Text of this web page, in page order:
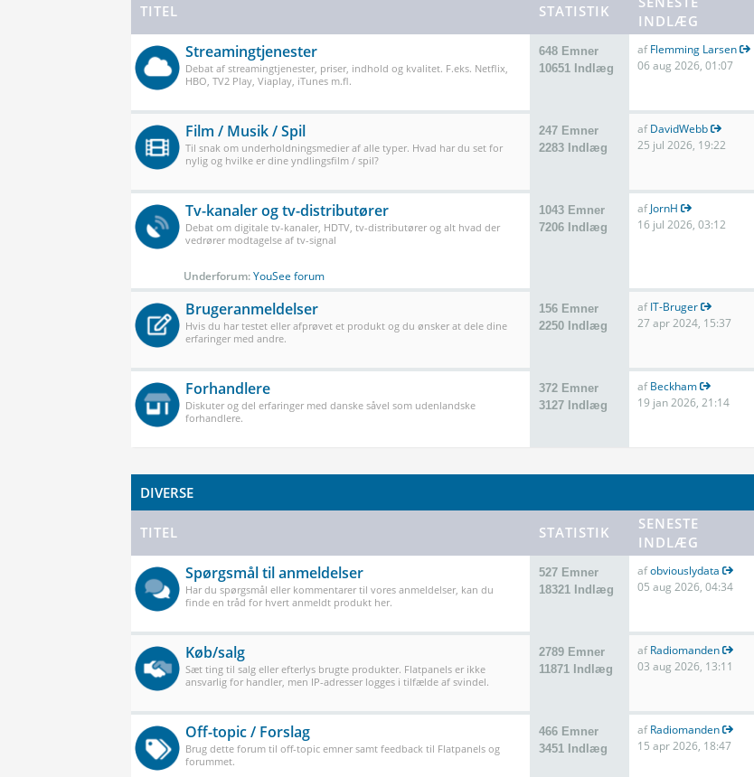
TITEL STATISTIK
INDLÆG
Streamingtjenester
Debat af streamingtjenester, priser, indhold og kvalitet. F.eks. Netflix,
HBO, TV2 Play, Viaplay, iTunes m.fl.
648 Emner
10651 Indlæg
afFlemming Larsen
06 aug 2026, 01:07
Film / Musik / Spil
Til snak om underholdningsmedier af alle typer. Hvad har du set for
nylig og hvilke er dine yndlingsfilm / spil?
247 Emner
2283 Indlæg
afDavidWebb
25 jul 2026, 19:22
Tv-kanaler og tv-distributører
Debat om digitale tv-kanaler, HDTV, tv-distributører og alt hvad der
vedrører modtagelse af tv-signal
Underforum:YouSee forum
1043 Emner
7206 Indlæg
afJornH
16 jul 2026, 03:12
Brugeranmeldelser
Hvis du har testet eller afprøvet et produkt og du ønsker at dele dine
erfaringer med andre.
156 Emner
2250 Indlæg
afIT-Bruger
27 apr 2024, 15:37
Forhandlere
Diskuter og del erfaringer med danske såvel som udenlandske
forhandlere.
372 Emner
3127 Indlæg
afBeckham
19 jan 2026, 21:14
DIVERSE
TITEL STATISTIK
SENESTE
INDLÆG
Spørgsmål til anmeldelser
Har du spørgsmål eller kommentarer til vores anmeldelser, kan du
finde en tråd for hvert anmeldt produkt her.
527 Emner
18321 Indlæg
afobviouslydata
05 aug 2026, 04:34
Køb/salg
Sæt ting til salg eller efterlys brugte produkter. Flatpanels er ikke
ansvarlig for handler, men IP-adresser logges i tilfælde af svindel.
2789 Emner
11871 Indlæg
afRadiomanden
03 aug 2026, 13:11
Off-topic / Forslag
Brug dette forum til off-topic emner samt feedback til Flatpanels og
forummet.
466 Emner
3451 Indlæg
afRadiomanden
15 apr 2026, 18:47